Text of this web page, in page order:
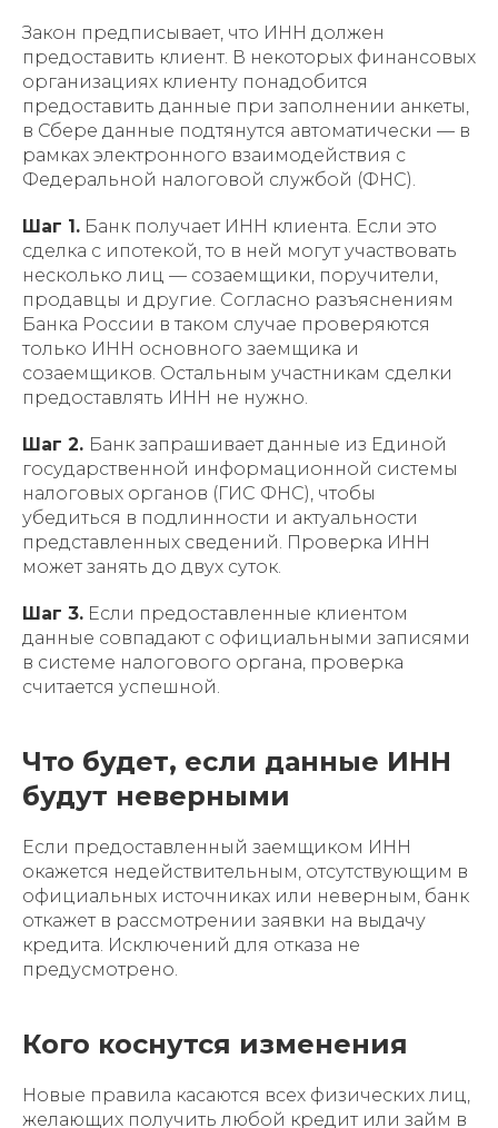
Закон предписывает, что ИНН должен
предоставить клиент. В некоторых финансовых
организациях клиенту понадобится
предоставить данные при заполнении анкеты,
в Сбере данные подтянутся автоматически — в
рамках электронного взаимодействия с
Федеральной налоговой службой (ФНС).
Шаг 1. Банк получает ИНН клиента. Если это
сделка с ипотекой, то в ней могут участвовать
несколько лиц — созаемщики, поручители,
продавцы и другие. Согласно разъяснениям
Банка России в таком случае проверяются
только ИНН основного заемщика и
созаемщиков. Остальным участникам сделки
предоставлять ИНН не нужно.
Шаг 2. Банк запрашивает данные из Единой
государственной информационной системы
налоговых органов (ГИС ФНС), чтобы
убедиться в подлинности и актуальности
представленных сведений. Проверка ИНН
может занять до двух суток.
Шаг 3. Если предоставленные клиентом
данные совпадают с официальными записями
в системе налогового органа, проверка
считается успешной.
Что будет, если данные ИНН
будут неверными
Если предоставленный заемщиком ИНН
окажется недействительным, отсутствующим в
официальных источниках или неверным, банк
откажет в рассмотрении заявки на выдачу
кредита. Исключений для отказа не
предусмотрено.
Кого коснутся изменения
Новые правила касаются всех физических лиц,
желающих получить любой кредит или займ в